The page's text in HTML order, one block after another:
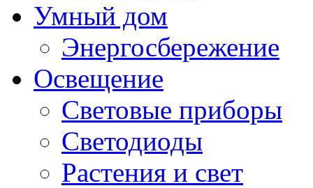
Умный дом
Энергосбережение
Освещение
Световые приборы
Светодиоды
Растения и свет